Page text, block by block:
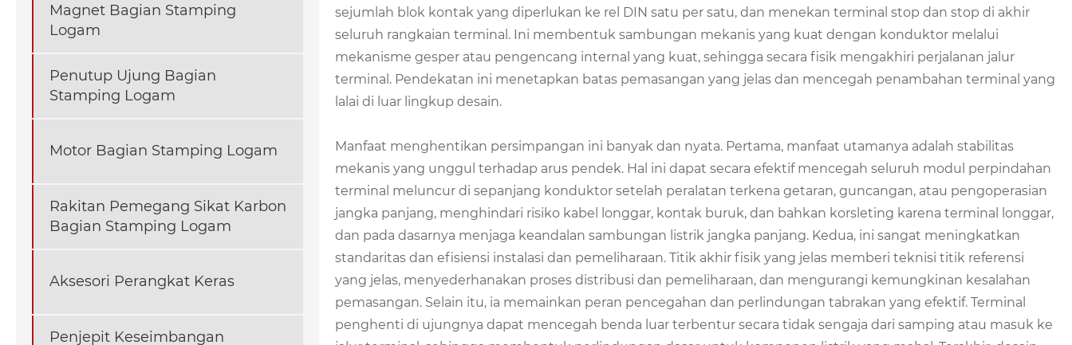
Magnet Bagian Stamping
Logam
Penutup Ujung Bagian
Stamping Logam
Motor Bagian Stamping Logam
Rakitan Pemegang Sikat Karbon
Bagian Stamping Logam
Aksesori Perangkat Keras
Penjepit Keseimbangan
sejumlah blok kontak yang diperlukan ke rel DIN satu per satu, dan menekan terminal stop dan stop di akhir
seluruh rangkaian terminal. Ini membentuk sambungan mekanis yang kuat dengan konduktor melalui
mekanisme gesper atau pengencang internal yang kuat, sehingga secara fisik mengakhiri perjalanan jalur
terminal. Pendekatan ini menetapkan batas pemasangan yang jelas dan mencegah penambahan terminal yang
lalai di luar lingkup desain.
Manfaat menghentikan persimpangan ini banyak dan nyata. Pertama, manfaat utamanya adalah stabilitas
mekanis yang unggul terhadap arus pendek. Hal ini dapat secara efektif mencegah seluruh modul perpindahan
terminal meluncur di sepanjang konduktor setelah peralatan terkena getaran, guncangan, atau pengoperasian
jangka panjang, menghindari risiko kabel longgar, kontak buruk, dan bahkan korsleting karena terminal longgar,
dan pada dasarnya menjaga keandalan sambungan listrik jangka panjang. Kedua, ini sangat meningkatkan
standaritas dan efisiensi instalasi dan pemeliharaan. Titik akhir fisik yang jelas memberi teknisi titik referensi
yang jelas, menyederhanakan proses distribusi dan pemeliharaan, dan mengurangi kemungkinan kesalahan
pemasangan. Selain itu, ia memainkan peran pencegahan dan perlindungan tabrakan yang efektif. Terminal
penghenti di ujungnya dapat mencegah benda luar terbentur secara tidak sengaja dari samping atau masuk ke